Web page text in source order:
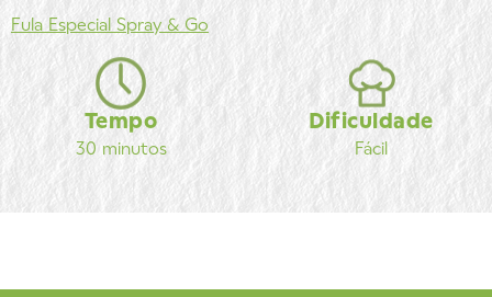
Fula Especial Spray & Go
Tempo
30 minutos
Dificuldade
Fácil